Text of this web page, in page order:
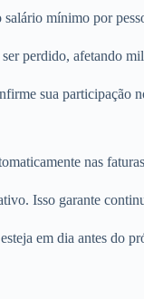
mínimo por
perdido, afetando
sua participação
nas
Isso garante
em dia antes do